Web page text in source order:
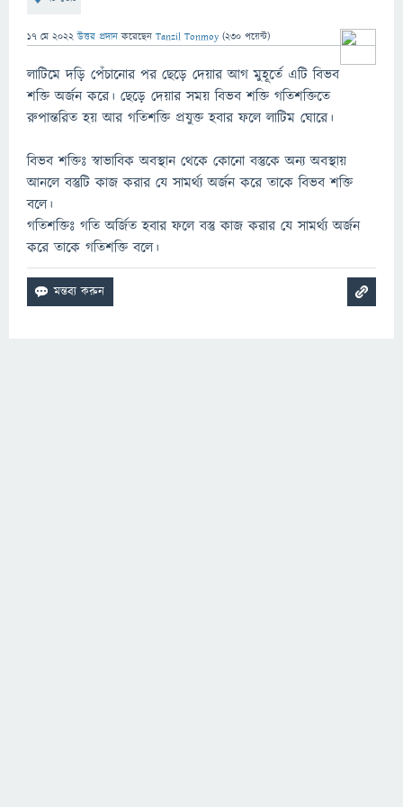
17 মে 2022 উত্তর প্রদান করেছেন Tanzil Tonmoy (230 পয়েন্ট)
লাটিমে দড়ি পেঁচানোর পর ছেড়ে দেয়ার আগ মুহূর্তে এটি বিভব
শক্তি অর্জন করে। ছেড়ে দেয়ার সময় বিভব শক্তি গতিশক্তিতে
রুপান্তরিত হয় আর গতিশক্তি প্রযুক্ত হবার ফলে লাটিম ঘোরে।
বিভব শক্তিঃ স্বাভাবিক অবস্থান থেকে কোনো বস্তুকে অন্য অবস্থায়
আনলে বস্তুটি কাজ করার যে সামর্থ্য অর্জন করে তাকে বিভব শক্তি
বলে।
গতিশক্তিঃ গতি অর্জিত হবার ফলে বস্তু কাজ করার যে সামর্থ্য অর্জন
করে তাকে গতিশক্তি বলে।